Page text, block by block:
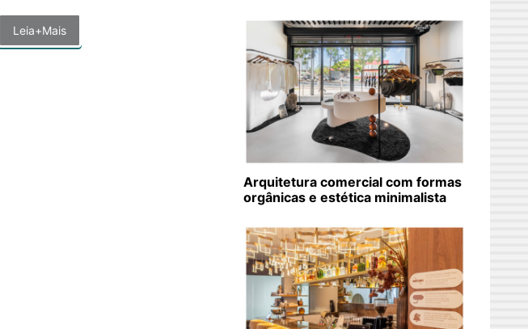
Leia+Mais
Arquitetura comercial com formas
orgânicas e estética minimalista